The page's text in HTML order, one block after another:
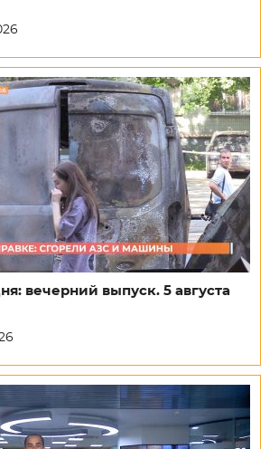
вечерний выпуск. 5 августа